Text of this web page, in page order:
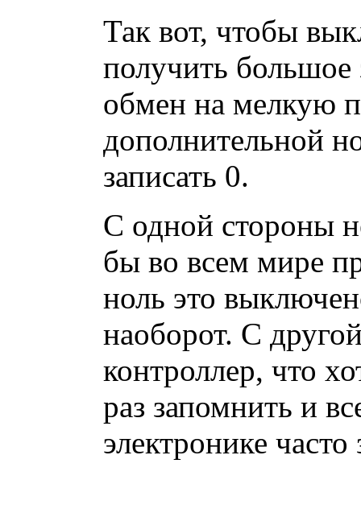
Так вот, чтобы
получить
обмен на мелкую
дополнительной
записать 0.
С одной стороны
бы во всем мире
ноль это
наоборот. С
контроллер, что
раз запомнить и
электронике